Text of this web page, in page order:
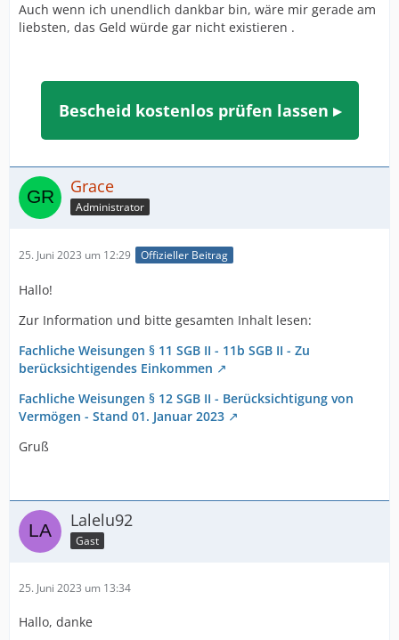
Auch wenn ich unendlich dankbar bin, wäre mir gerade am
liebsten, das Geld würde gar nicht existieren .
Bescheid kostenlos prüfen lassen ▸
Grace
Administrator
25. Juni 2023 um 12:29 Offizieller Beitrag
Hallo!
Zur Information und bitte gesamten Inhalt lesen:
Fachliche Weisungen § 11 SGB II - 11b SGB II - Zu
berücksichtigendes Einkommen
Fachliche Weisungen § 12 SGB II - Berücksichtigung von
Vermögen - Stand 01. Januar 2023
Gruß
Lalelu92
Gast
25. Juni 2023 um 13:34
Hallo, danke